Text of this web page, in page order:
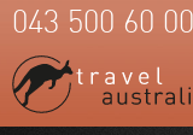
043 500 60 00